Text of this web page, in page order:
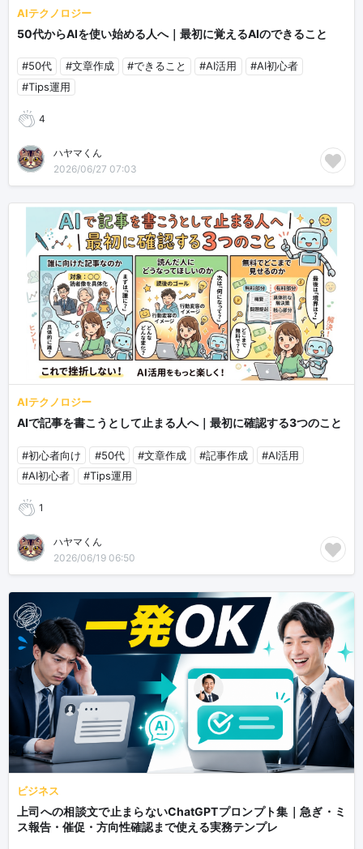
AIテクノロジー
50代からAIを使い始める人へ｜最初に覚えるAIのできること
#50代 #文章作成 #できること #AI活用
#AI初心者
#Tips運用
4
ハヤマくん
2026/06/27 07:03
AIテクノロジー
AIで記事を書こうとして止まる人へ｜最初に確認する3つのこと
#初心者向け #50代 #文章作成 #記事作成
#AI活用
#AI初心者
#Tips運用
1
ハヤマくん
2026/06/19 06:50
ビジネス
上司への相談文で止まらないChatGPTプロンプト集｜急ぎ・ミ
ス報告・催促・方向性確認まで使える実務テンプレ